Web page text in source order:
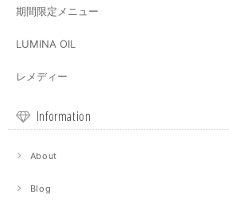
期間限定メニュー
LUMINA OIL
レメディー
Information
About
Blog